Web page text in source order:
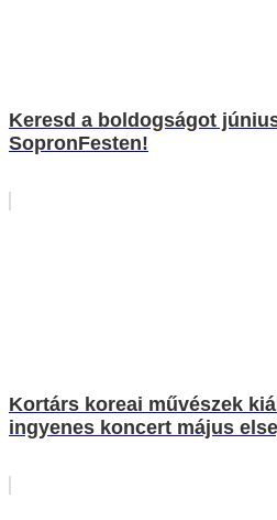
Keresd a boldogságot
SopronFesten!
Kortárs koreai művészek
ingyenes koncert május